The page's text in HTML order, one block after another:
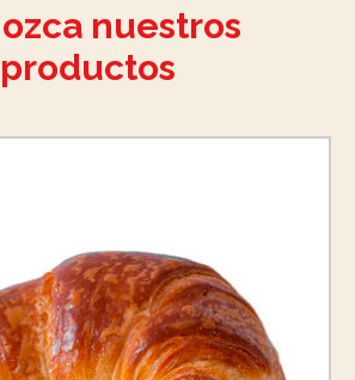
nuestros
productos